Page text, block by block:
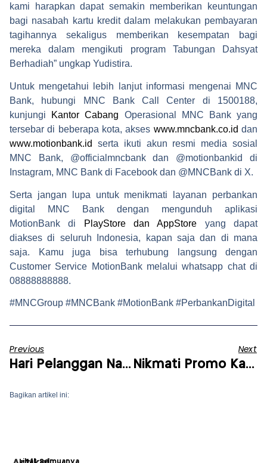
kami harapkan dapat semakin memberikan keuntungan
bagi nasabah kartu kredit dalam melakukan pembayaran
tagihannya sekaligus memberikan kesempatan bagi
mereka dalam mengikuti program Tabungan Dahsyat
Berhadiah” ungkap Yudistira.
Untuk mengetahui lebih lanjut informasi mengenai MNC
Bank, hubungi MNC Bank Call Center di 1500188,
kunjungi
Kantor Cabang Operasional MNC Bank yang
tersebar di beberapa kota, akses www.mncbank.co.id dan
www.motionbank.id
serta ikuti akun resmi media sosial
MNC Bank, @officialmncbank dan @motionbankid di
Instagram, MNC Bank di Facebook dan @MNCBank di X.
Serta jangan lupa untuk menikmati layanan perbankan
digital MNC Bank dengan mengunduh aplikasi
MotionBank di
PlayStore dan AppStore yang dapat
diakses di seluruh Indonesia, kapan saja dan di mana
saja. Kamu juga bisa terhubung langsung dengan
Customer Service MotionBank melalui whatsapp chat di
08888888888.
#MNCGroup #MNCBank #MotionBank #PerbankanDigital
Previous
Hari Pelanggan Nasional: Direksi MNC Bank Layani | MotionBank
Next
Nikmati Promo Kartu Kredit MNC Bank, Belanja Gadget Hemat Di Dinomarket
Bagikan artikel ini: